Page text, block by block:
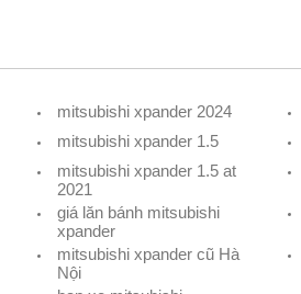
mitsubishi xpander 2024
mitsubishi xpander 1.5
mitsubishi xpander 1.5 at
2021
giá lăn bánh mitsubishi
xpander
mitsubishi xpander cũ Hà
Nội